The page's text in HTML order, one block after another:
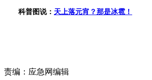
科普图说： 天上落元宵？那是冰雹！
责编： 应急网编辑